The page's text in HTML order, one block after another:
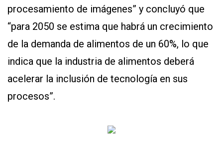
procesamiento de imágenes” y concluyó que
“para 2050 se estima que habrá un crecimiento
de la demanda de alimentos de un 60%, lo que
indica que la industria de alimentos deberá
acelerar la inclusión de tecnología en sus
procesos”.